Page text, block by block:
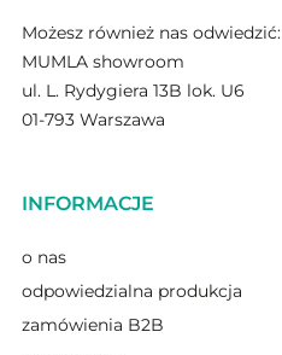
Możesz również nas odwiedzić:
MUMLA showroom
ul. L. Rydygiera 13B lok. U6
01-793 Warszawa
INFORMACJE
o nas
odpowiedzialna produkcja
zamówienia B2B